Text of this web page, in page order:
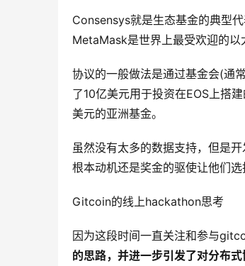
Consensys就是生态基金的典型
MetaMask是世界上最受欢迎的以
协议的一般做法是通过基金会(通
了10亿美元用于投资在EOS上搭
美元的亚洲基金。
虽然没有太多的数据支持，但是
根本动机还是奖金的驱使让他们
Gitcoin的线上hackathon思考
因为这段时间一直关注和参与
的思路，并进一步引发了对分布式